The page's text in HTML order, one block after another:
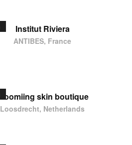
Institut Riviera
ANTIBES, France
skin boutique
Loosdrecht, Netherlands